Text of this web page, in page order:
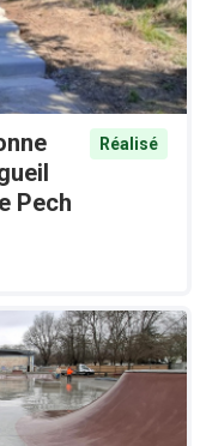
Pech
Réalisé